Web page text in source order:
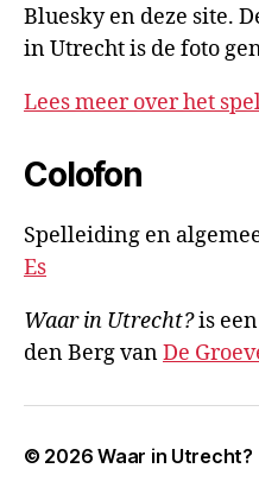
Bluesky en deze site.
in Utrecht is de foto
Lees meer over het
Colofon
Spelleiding en
Es
Waar in Utrecht?is
den Berg vanDe
© 2026Waar in Utrecht?